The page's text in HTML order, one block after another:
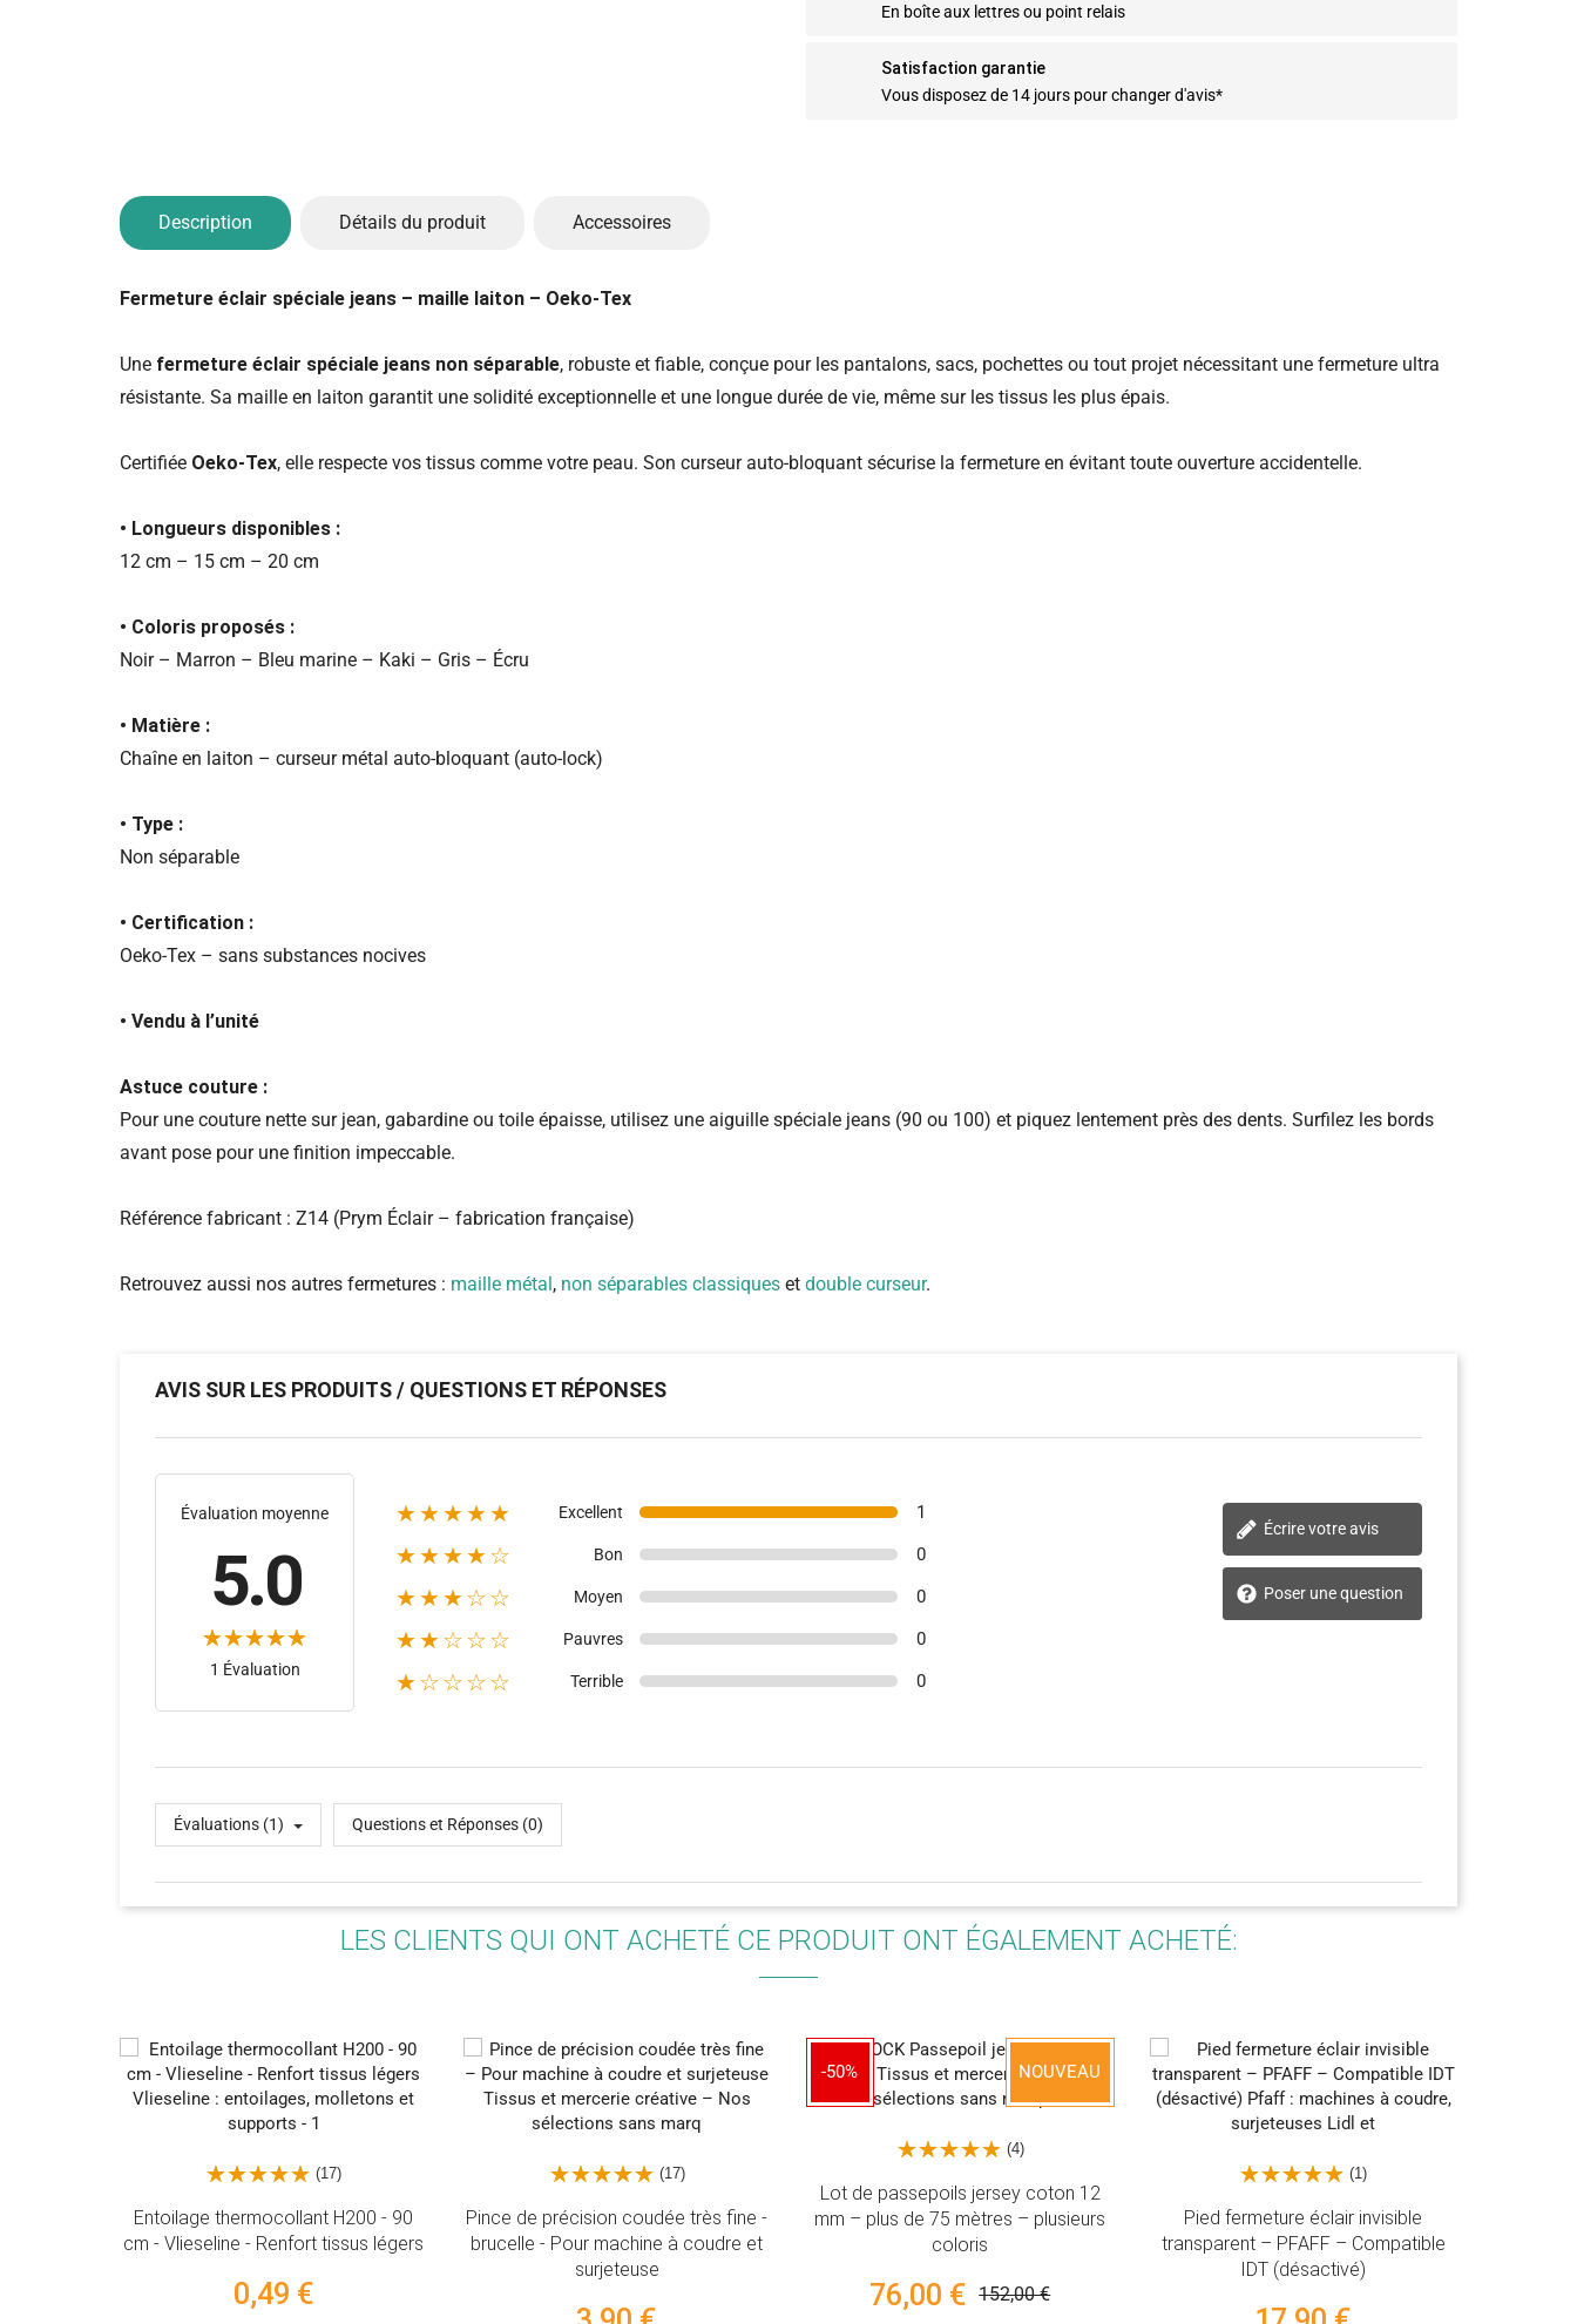
En boîte aux lettres ou point relais
Satisfaction garantie
Vous disposez de 14 jours pour changer d'avis*
Description Détails du produit Accessoires
Fermeture éclair spéciale jeans – maille laiton – Oeko-Tex
Une fermeture éclair spéciale jeans non séparable, robuste et fiable, conçue pour les pantalons, sacs, pochettes ou tout projet nécessitant une fermeture ultra
résistante. Sa maille en laiton garantit une solidité exceptionnelle et une longue durée de vie, même sur les tissus les plus épais.
Certifiée Oeko-Tex, elle respecte vos tissus comme votre peau. Son curseur auto-bloquant sécurise la fermeture en évitant toute ouverture accidentelle.
• Longueurs disponibles :
12 cm – 15 cm – 20 cm
• Coloris proposés :
Noir – Marron – Bleu marine – Kaki – Gris – Écru
• Matière :
Chaîne en laiton – curseur métal auto-bloquant (auto-lock)
• Type :
Non séparable
• Certification :
Oeko-Tex – sans substances nocives
• Vendu à l’unité
Astuce couture :
Pour une couture nette sur jean, gabardine ou toile épaisse, utilisez une aiguille spéciale jeans (90 ou 100) et piquez lentement près des dents. Surfilez les bords
avant pose pour une finition impeccable.
Référence fabricant : Z14 (Prym Éclair – fabrication française)
Retrouvez aussi nos autres fermetures : maille métal , non séparables classiques et double curseur.
(7)
AVIS SUR LES PRODUITS / QUESTIONS ET RÉPONSES
Évaluation moyenne
5.0
1 Évaluation
★★★★★ Excellent 1
★★★★☆ Bon 0
★★★☆☆ Moyen 0
★★☆☆☆ Pauvres 0
★☆☆☆☆ Terrible 0
Écrire votre avis
Poser une question
Évaluations (1) Questions et Réponses (0)
LES CLIENTS QUI ONT ACHETÉ CE PRODUIT ONT ÉGALEMENT ACHETÉ:
Pince de précision coudée très fine -
brucelle - Pour machine à coudre et
-50% NOUVEAU
mm – plus de 75 mètres – plusieurs
coloris
Pied fermeture éclair invisible
transparent – PFAFF – Compatible